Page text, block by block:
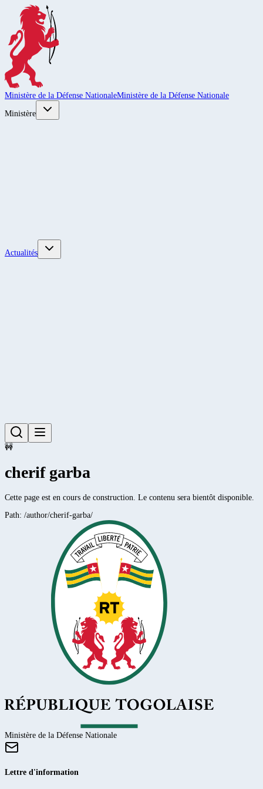
Ministère de la Défense NationaleMinistère de la Défense Nationale
Ministère
Actualités
🚧
cherif garba
Cette page est en cours de construction. Le contenu sera bientôt disponible.
Path: /author/cherif-garba/
Ministère de la Défense Nationale
Lettre d'information